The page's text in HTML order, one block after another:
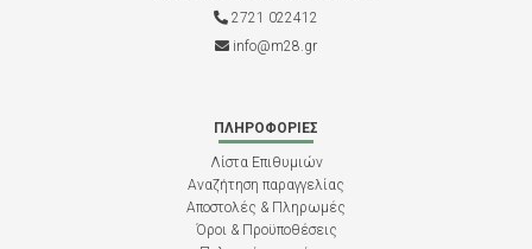
2721 022412
info@m28.gr
ΠΛΗΡΟΦΟΡΊΕΣ
Λίστα Επιθυμιών
Αναζήτηση παραγγελίας
Αποστολές & Πληρωμές
Όροι & Προϋποθέσεις